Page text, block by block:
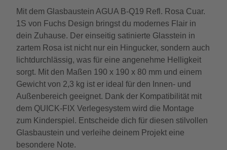
Mit dem Glasbaustein AGUA B-Q19 Refl. Rosa Cuar.
1S von Fuchs Design bringst du modernes Flair in
dein Zuhause. Der einseitig satinierte Glasstein in
zartem Rosa ist nicht nur ein Hingucker, sondern auch
lichtdurchlässig, was für eine angenehme Helligkeit
sorgt. Mit den Maßen 190 x 190 x 80 mm und einem
Gewicht von 2,3 kg ist er ideal für den Innen- und
Außenbereich geeignet. Dank der Kompatibilität mit
dem QUICK-FIX Verlegesystem wird die Montage
zum Kinderspiel. Entscheide dich für diesen stilvollen
Glasbaustein und verleihe deinem Projekt eine
besondere Note.